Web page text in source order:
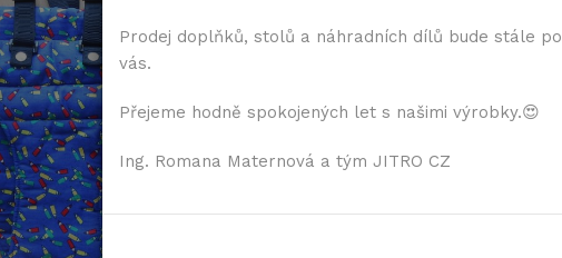
901,00
Pokud
Barevné
Prodej doplňků, stolů a náhradních dílů bude stále
vás.
Přejeme hodně spokojených let s našimi výrobky.😍
Ing. Romana Maternová a tým JITRO CZ